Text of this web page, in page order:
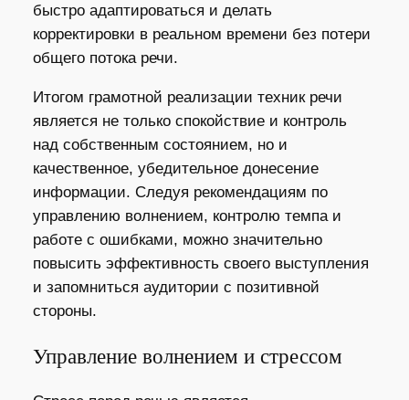
быстро адаптироваться и делать
корректировки в реальном времени без потери
общего потока речи.
Итогом грамотной реализации техник речи
является не только спокойствие и контроль
над собственным состоянием, но и
качественное, убедительное донесение
информации. Следуя рекомендациям по
управлению волнением, контролю темпа и
работе с ошибками, можно значительно
повысить эффективность своего выступления
и запомниться аудитории с позитивной
стороны.
Управление волнением и стрессом